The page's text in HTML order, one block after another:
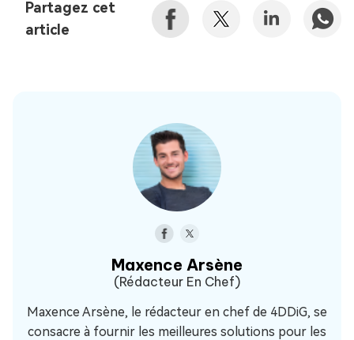
Partagez cet
article
Maxence Arsène
(Rédacteur En Chef)
Maxence Arsène, le rédacteur en chef de 4DDiG, se
consacre à fournir les meilleures solutions pour les